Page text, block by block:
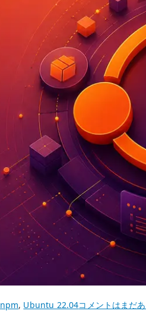
npm, Ubuntu 22.04Ubuntu
コメントはまだ